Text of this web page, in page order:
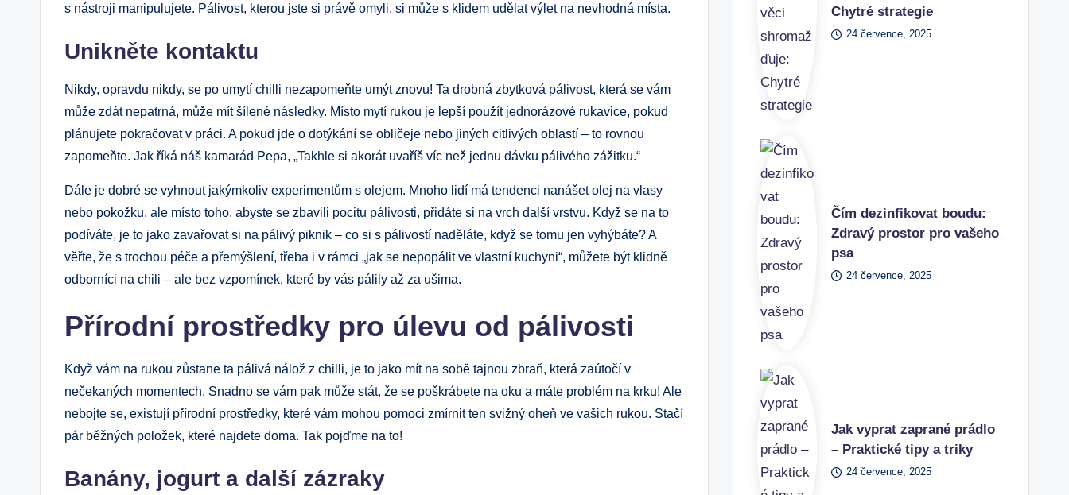
s nástroji manipulujete. Pálivost, kterou jste si právě omyli, si může s klidem udělat výlet na nevhodná místa.
Unikněte kontaktu
Nikdy, opravdu nikdy, se po umytí chilli nezapomeňte umýt znovu! Ta drobná zbytková pálivost, která se vám
může zdát nepatrná, může mít šílené následky. Místo mytí rukou je lepší použít jednorázové rukavice, pokud
plánujete pokračovat v práci. A pokud jde o dotýkání se obličeje nebo jiných citlivých oblastí – to rovnou
zapomeňte. Jak říká náš kamarád Pepa, „Takhle si akorát uvaříš víc než jednu dávku pálivého zážitku.“
Dále je dobré se vyhnout jakýmkoliv experimentům s olejem. Mnoho lidí má tendenci nanášet olej na vlasy
nebo pokožku, ale místo toho, abyste se zbavili pocitu pálivosti, přidáte si na vrch další vrstvu. Když se na to
podíváte, je to jako zavařovat si na pálivý piknik – co si s pálivostí naděláte, když se tomu jen vyhýbáte? A
věřte, že s trochou péče a přemýšlení, třeba i v rámci „jak se nepopálit ve vlastní kuchyni“, můžete být klidně
odborníci na chili – ale bez vzpomínek, které by vás pálily až za ušima.
Přírodní prostředky pro úlevu od pálivosti
Když vám na rukou zůstane ta pálivá nálož z chilli, je to jako mít na sobě tajnou zbraň, která zaútočí v
nečekaných momentech. Snadno se vám pak může stát, že se poškrábete na oku a máte problém na krku! Ale
nebojte se, existují přírodní prostředky, které vám mohou pomoci zmírnit ten svižný oheň ve vašich rukou. Stačí
pár běžných položek, které najdete doma. Tak pojďme na to!
Banány, jogurt a další zázraky
Chytré strategie
24 července, 2025
Čím dezinfikovat boudu:
Zdravý prostor pro vašeho
psa
24 července, 2025
Jak vyprat zaprané prádlo
– Praktické tipy a triky
24 července, 2025